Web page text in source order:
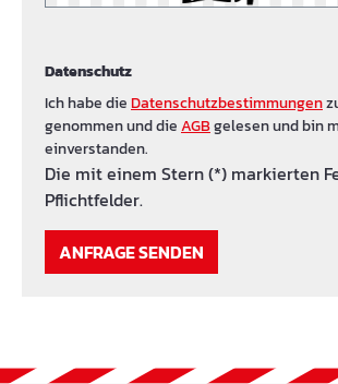
Datenschutz
Ich habe dieDatenschutzbestimmungen
genommen und dieAGBgelesen und bin
einverstanden.
Die mit einem Stern (*) markierten
Pflichtfelder.
ANFRAGE SENDEN